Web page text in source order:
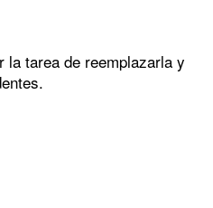
tarea de reemplazarla y